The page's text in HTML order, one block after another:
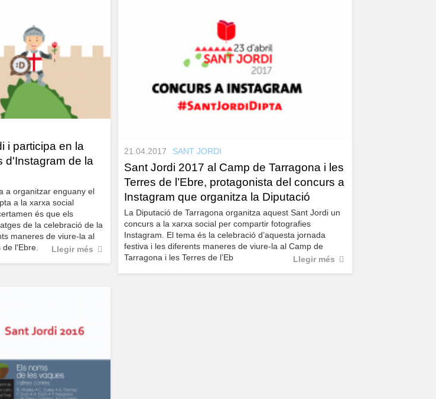
l
a
i participa en la
d'Instagram de la
a organitzar enguany el
a la xarxa social
és que els
de la celebració de la
maneres de viure-la al
l'Ebre.
Llegir més
21.04.2017 SANT JORDI
Sant Jordi 2017 al Camp de Tarragona i les
Terres de l’Ebre, protagonista del concurs a
Instagram que organitza la Diputació
La Diputació de Tarragona organitza aquest Sant Jordi un
concurs a la xarxa social per compartir fotografies
Instagram. El tema és la celebració d’aquesta jornada
festiva i les diferents maneres de viure-la al Camp de
Tarragona i les Terres de l’Eb
Llegir més